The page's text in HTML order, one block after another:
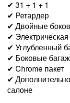
✔ 31 + 1 + 1
✔ Ретардер
✔ Двойные
✔
✔ Углубленный
✔ Боковые
✔ Chrome пакет
✔
салоне